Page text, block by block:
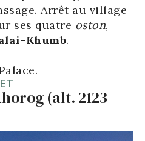
Arrêt au village
ses quatre oston,
Khumb.
(alt. 2123